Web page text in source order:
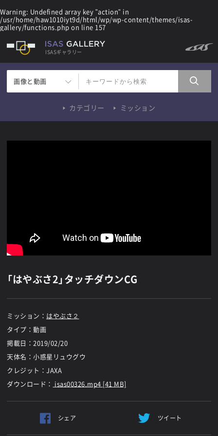
Warning: Undefined array key "action" in
/usr/home/haw1010iyt9d/html/wp/wp-content/themes/isas-
gallery/functions.php on line 157
ISASギャラリー
画像と動画
カテゴリー ミッション
「はやぶさ2」タッチダウンCG
ミッション： はやぶさ２
タイプ：動画
掲載日： 2019/02/20
天体名：小惑星リュウグウ
クレジット：JAXA
ダウンロード： isas00326.mp4 [41 MB]
シェア ツイート